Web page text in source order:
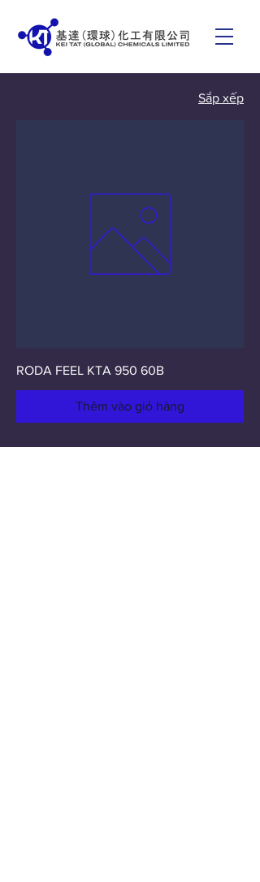
Sắp xếp
RODA FEEL KTA 950 60B
Thêm vào giỏ hàng